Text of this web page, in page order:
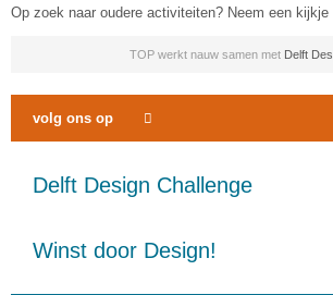
Op zoek naar oudere activiteiten? Neem een kijkje
TOP werkt nauw samen met Delft
volg ons op
Delft Design Challenge
Winst door Design!